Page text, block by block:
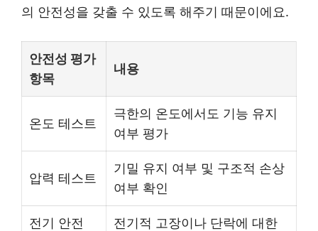
의 안전성을 갖출 수 있도록 해주기 때문이에요.
안전성 평가
항목
내용
온도 테스트
극한의 온도에서도 기능 유지
여부 평가
압력 테스트
기밀 유지 여부 및 구조적 손상
여부 확인
전기 안전
전기적 고장이나 단락에 대한